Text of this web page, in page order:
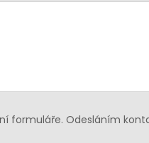
formuláře. Odesláním